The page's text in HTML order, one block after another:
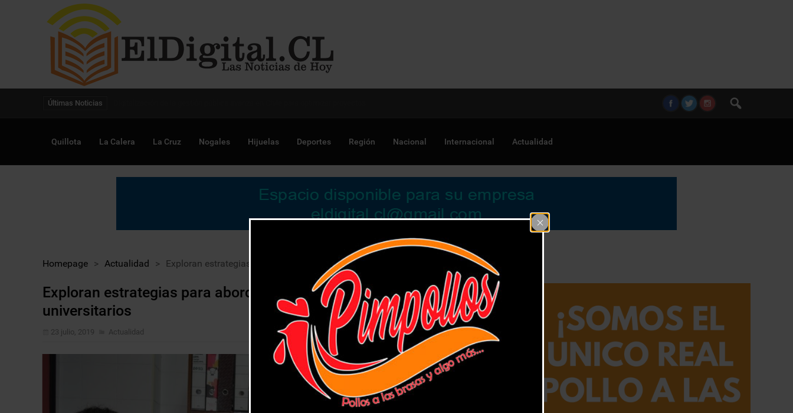
Últimas Noticias
Quillota La Calera La Cruz Nogales Hijuelas Deportes Región Nacional Internacional Actualidad
Homepage > Actualidad > Exploran estrategias para abordar déficit atencional en estudiantes universitarios
Exploran estrategias para abordar déficit atencional en estudiantes
universitarios
23 julio, 2019 Actualidad